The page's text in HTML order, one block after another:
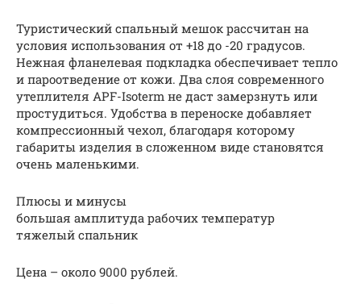
Туристический спальный мешок рассчитан на
условия использования от +18 до -20 градусов.
Нежная фланелевая подкладка обеспечивает тепло
и пароотведение от кожи. Два слоя современного
утеплителя APF-Isoterm не даст замерзнуть или
простудиться. Удобства в переноске добавляет
компрессионный чехол, благодаря которому
габариты изделия в сложенном виде становятся
очень маленькими.
Плюсы и минусы
большая амплитуда рабочих температур
тяжелый спальник
Цена – около 9000 рублей.